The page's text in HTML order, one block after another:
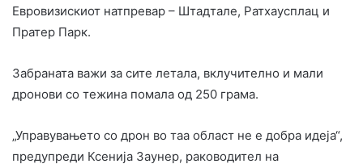
Евровизискиот натпревар – Штадтале, Ратхаусплац и
Пратер Парк.
Забраната важи за сите летала, вклучително и мали
дронови со тежина помала од 250 грама.
„Управувањето со дрон во таа област не е добра идеја“,
предупреди Ксенија Заунер, раководител на